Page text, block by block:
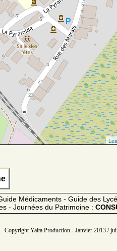
Médicaments - Guide des
- Journées du Patrimoine :
Copyright Yalta Production - Janvier 2013 /